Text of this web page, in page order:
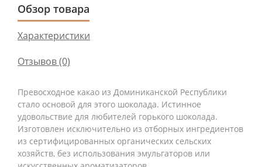
Обзор товара
Характеристики
Отзывов (0)
Превосходное какао из Доминиканской Республики
стало основой для этого шоколада. Истинное
удовольствие для любителей горького шоколада.
Изготовлен исключительно из отборных ингредиентов
из сертифицированных органических сельских
хозяйств, без использования эмульгаторов или